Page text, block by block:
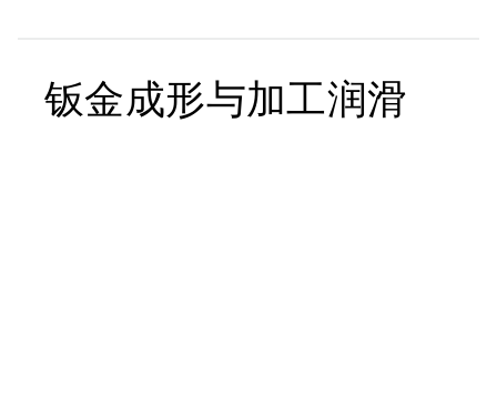
钣金成形与加工润滑